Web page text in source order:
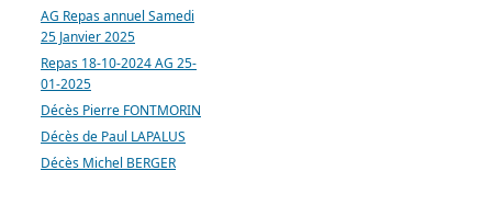
AG Repas annuel Samedi
25 Janvier 2025
Repas 18-10-2024 AG 25-
01-2025
Décès Pierre FONTMORIN
Décès de Paul LAPALUS
Décès Michel BERGER